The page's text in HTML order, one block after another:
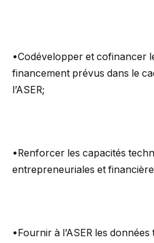
•Codévelopper et cofinancer
financement prévus dans le
l’ASER;
•Renforcer les capacités
entrepreneuriales et
•Fournir à l’ASER les